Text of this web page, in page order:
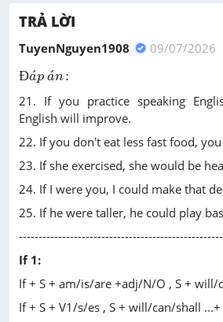
TRẢ LỜI
TuyenNguyen1908
09/07/2026
Đap
Đ a an:
an :
21. If you practice speaking
English will improve.
22. If you don't eat less fast food,
23. If she exercised, she would be
24. If I were you, I could make that
25. If he were taller, he could play
If 1:
If + S + am/is/are +adj/N/O , S + will/
If + S + V1/s/es , S + will/can/shall ...+